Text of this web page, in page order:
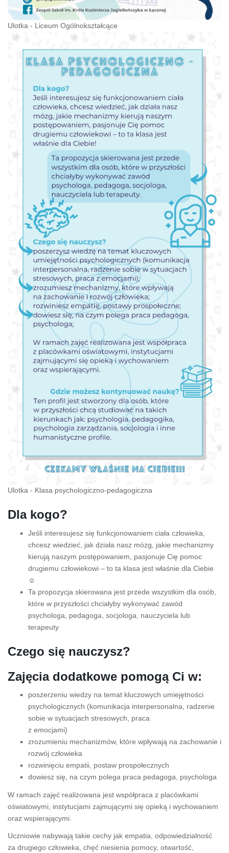
Ulotka - Liceum Ogólnokształcące
Ulotka - Klasa psychologiczno-pedagogiczna
Dla kogo?
Jeśli interesujesz się funkcjonowaniem ciała człowieka,
chcesz wiedzieć, jak działa nasz mózg, jakie mechanizmy
kierują naszym postępowaniem, pasjonuje Cię pomoc
drugiemu człowiekowi – to ta klasa jest właśnie dla Ciebie
☺
Ta propozycja skierowana jest przede wszystkim dla osób,
które w przyszłości chciałyby wykonywać zawód
psychologa, pedagoga, socjologa, nauczyciela lub
terapeuty
Czego się nauczysz?
Zajęcia dodatkowe pomogą Ci w:
poszerzeniu wiedzy na temat kluczowych umiejętności
psychologicznych (komunikacja interpersonalna, radzenie
sobie w sytuacjach stresowych, praca
z emocjami)
zrozumieniu mechanizmów, które wpływają na zachowanie i
rozwój człowieka
rozwinięciu empatii, postaw prospołecznych
dowiesz się, na czym polega praca pedagoga, psychologa
W ramach zajęć realizowana jest współpraca z placówkami
oświatowymi, instytucjami zajmującymi się opieką i wychowaniem
oraz wspierającymi.
Uczniowie nabywają takie cechy jak empatia, odpowiedzialność
za drugiego człowieka, chęć niesienia pomocy, otwartość,